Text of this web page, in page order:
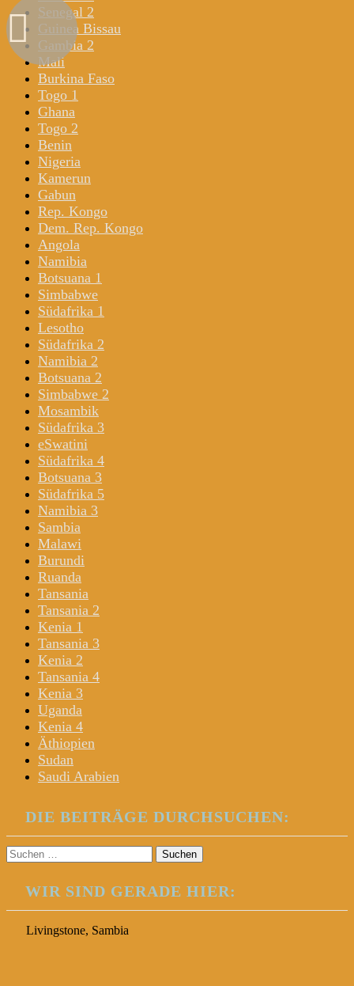
Senegal 2
Guinea Bissau
Gambia 2
Mali
Burkina Faso
Togo 1
Ghana
Togo 2
Benin
Nigeria
Kamerun
Gabun
Rep. Kongo
Dem. Rep. Kongo
Angola
Namibia
Botsuana 1
Simbabwe
Südafrika 1
Lesotho
Südafrika 2
Namibia 2
Botsuana 2
Simbabwe 2
Mosambik
Südafrika 3
eSwatini
Südafrika 4
Botsuana 3
Südafrika 5
Namibia 3
Sambia
Malawi
Burundi
Ruanda
Tansania
Tansania 2
Kenia 1
Tansania 3
Kenia 2
Tansania 4
Kenia 3
Uganda
Kenia 4
Äthiopien
Sudan
Saudi Arabien
DIE BEITRÄGE DURCHSUCHEN:
Suchen
nach:
WIR SIND GERADE HIER:
Livingstone, Sambia